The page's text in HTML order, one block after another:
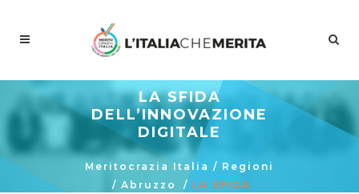
LA SFIDA
DELL’INNOVAZIONE
DIGITALE
Meritocrazia Italia / Regioni
/ Abruzzo / LA SFIDA